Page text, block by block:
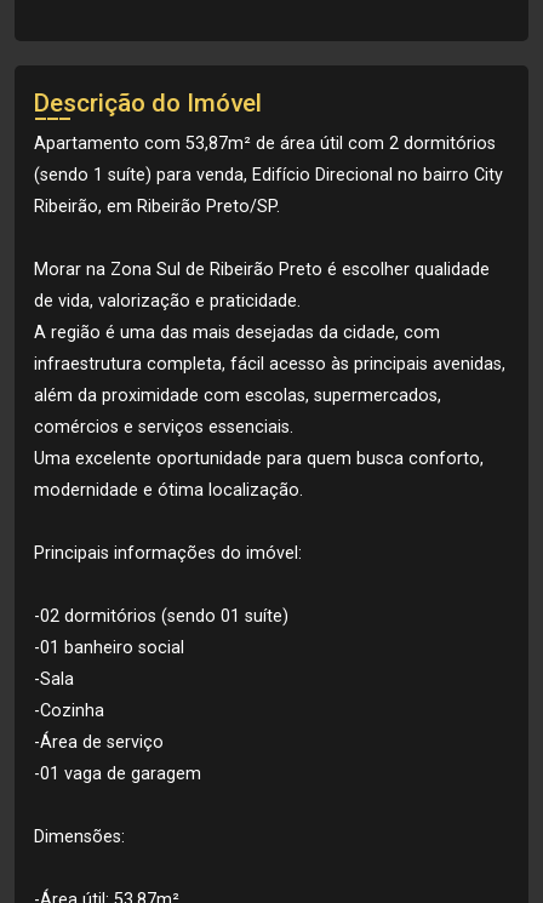
Descrição do Imóvel
Apartamento com 53,87m² de área útil com 2 dormitórios
(sendo 1 suíte) para venda, Edifício Direcional no bairro City
Ribeirão, em Ribeirão Preto/SP.
Morar na Zona Sul de Ribeirão Preto é escolher qualidade
de vida, valorização e praticidade.
A região é uma das mais desejadas da cidade, com
infraestrutura completa, fácil acesso às principais avenidas,
além da proximidade com escolas, supermercados,
comércios e serviços essenciais.
Uma excelente oportunidade para quem busca conforto,
modernidade e ótima localização.
Principais informações do imóvel:
-02 dormitórios (sendo 01 suíte)
-01 banheiro social
-Sala
-Cozinha
-Área de serviço
-01 vaga de garagem
Dimensões: